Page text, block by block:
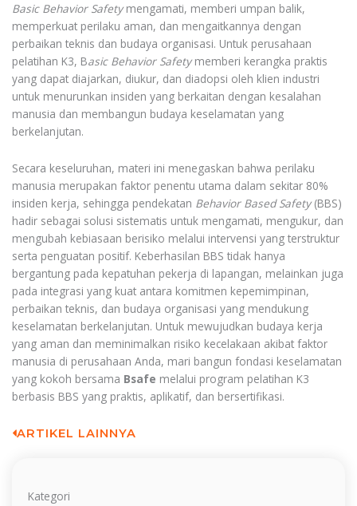
Basic Behavior Safetymengamati, memberi umpan balik,
memperkuat perilaku aman, dan mengaitkannya dengan
perbaikan teknis dan budaya organisasi. Untuk perusahaan
pelatihan K3, Basic Behavior Safetymemberi kerangka praktis
yang dapat diajarkan, diukur, dan diadopsi oleh klien industri
untuk menurunkan insiden yang berkaitan dengan kesalahan
manusia dan membangun budaya keselamatan yang
berkelanjutan.
Secara keseluruhan, materi ini menegaskan bahwa perilaku
manusia merupakan faktor penentu utama dalam sekitar 80%
insiden kerja, sehingga pendekatan Behavior Based Safety(BBS)
hadir sebagai solusi sistematis untuk mengamati, mengukur, dan
mengubah kebiasaan berisiko melalui intervensi yang terstruktur
serta penguatan positif. Keberhasilan BBS tidak hanya
bergantung pada kepatuhan pekerja di lapangan, melainkan juga
pada integrasi yang kuat antara komitmen kepemimpinan,
perbaikan teknis, dan budaya organisasi yang mendukung
keselamatan berkelanjutan. Untuk mewujudkan budaya kerja
yang aman dan meminimalkan risiko kecelakaan akibat faktor
manusia di perusahaan Anda, mari bangun fondasi keselamatan
yang kokoh bersama Bsafe melalui program pelatihan K3
berbasis BBS yang praktis, aplikatif, dan bersertifikasi.
ARTIKEL LAINNYA
Kategori